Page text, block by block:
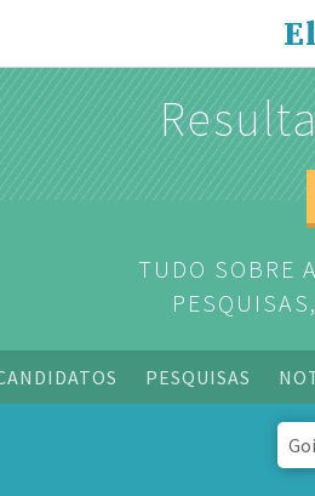
TUDO SOBRE
PESQUISAS